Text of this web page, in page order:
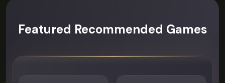
Featured Recommended Games